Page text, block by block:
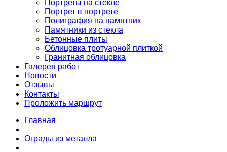
Портреты на стекле
Портрет в портрете
Полиграфия на памятник
Памятники из стекла
Бетонные плиты
Облицовка тротуарной плиткой
Гранитная облицовка
Галерея работ
Новости
Отзывы
Контакты
Проложить маршрут
Главная
Ограды из металла